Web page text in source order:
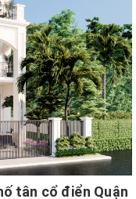
tân cổ điển Quận